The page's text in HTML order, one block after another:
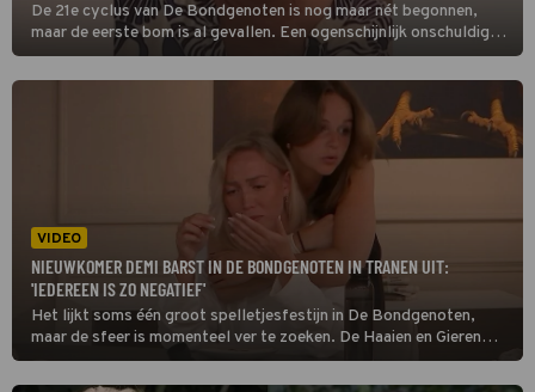
De 21e cyclus van De Bondgenoten is nog maar nét begonnen,
maar de eerste bom is al gevallen. Een ogenschijnlijk onschuldige
vraag over een glaasje wijn zorgt er namelijk voor dat Marlene
behoorlijk uit haar slof schiet tegenover Roma en Demi.
VIDEO
NIEUWKOMER DEMI BARST IN DE BONDGENOTEN IN TRANEN UIT:
'IEDEREEN IS ZO NEGATIEF'
Het lijkt soms één groot spelletjesfestijn in De Bondgenoten,
maar de sfeer is momenteel ver te zoeken. De Haaien en Gieren
vliegen elkaar in de haren, en dat laat dan ook zijn sporen na. En
dan vooral bij nieuwkomer Demi.